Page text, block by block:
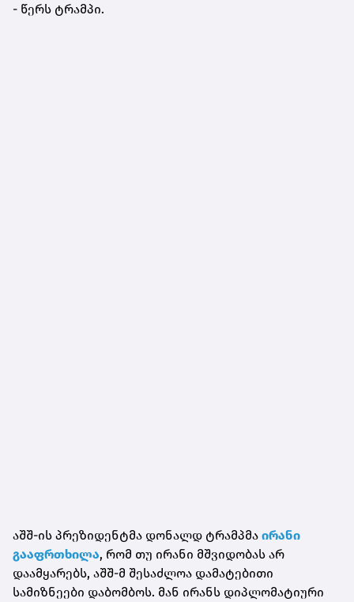
- წერს ტრამპი.
აშშ-ის პრეზიდენტმა დონალდ ტრამპმა ირანი
გააფრთხილა, რომ თუ ირანი მშვიდობას არ
დაამყარებს, აშშ-მ შესაძლოა დამატებითი
სამიზნეები დაბომბოს. მან ირანს დიპლომატიური